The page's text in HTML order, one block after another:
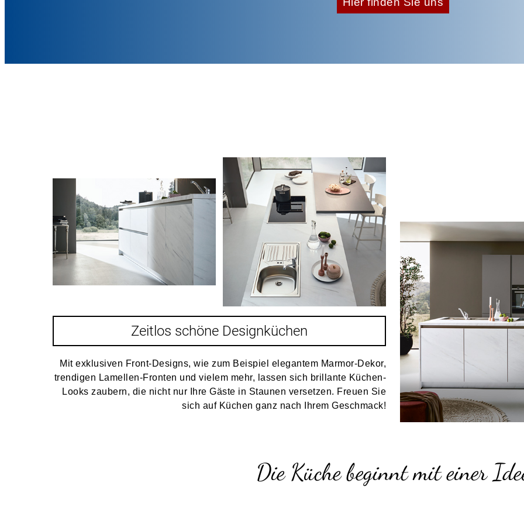
Zeitlos schöne Designküchen
Mit exklusiven Front-Designs, wie zum Beispiel elegantem Marmor-Dekor,
trendigen Lamellen-Fronten und vielem mehr, lassen sich brillante Küchen-
Looks zaubern, die nicht nur Ihre Gäste in Staunen versetzen. Freuen Sie
sich auf Küchen ganz nach Ihrem Geschmack!
Die Küche beginnt mit einer